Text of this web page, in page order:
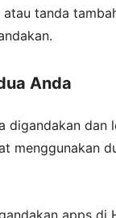
tanda
Anda
digandakan dan
menggunakan
apps di